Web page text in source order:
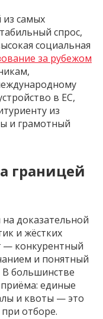
из самых
спрос,
социальная
за рубежом
в ЕС,
из
и грамотный
границей
доказательной
и жёстких
— конкурентный
и понятный
В большинстве
единые
и квоты — это
отборе.